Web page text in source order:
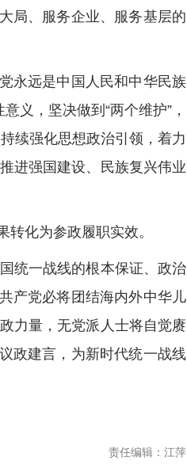
局、服务企业、服务基层的
永远是中国人民和中华民族
义，坚决做到“两个维护”，
续强化思想政治引领，着力
进强国建设、民族复兴伟业
化为参政履职实效。
统一战线的根本保证、政治
产党必将团结海内外中华儿
力量，无党派人士将自觉赓
政建言，为新时代统一战线
责任编辑：江萍